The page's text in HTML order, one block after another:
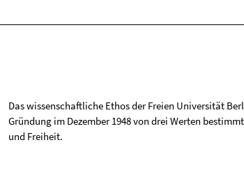
Das wissenschaftliche Ethos der Freien Universität
Gründung im Dezember 1948 von drei Werten
und Freiheit.